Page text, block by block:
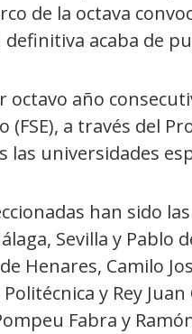
de la octava
definitiva acaba de
octavo año
a través del
las universidades
han sido
Sevilla y Pablo
Henares, Camilo
y Rey
Fabra y